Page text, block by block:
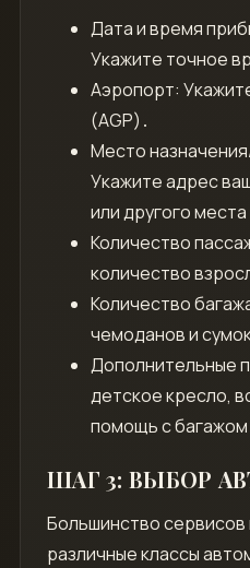
Дата и время
Укажите точное
Аэропорт:
(AGP)․
Место
Укажите адрес
или другого
Количество
количество
Количество
чемоданов и
Дополнительные
детское кресло,
помощь с
ШАГ 3: ВЫБОР
Большинство
различные классы